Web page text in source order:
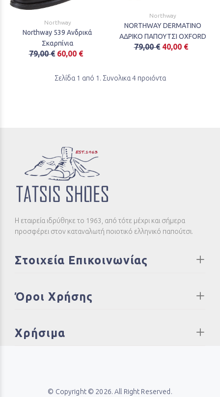
Northway
Northway 539 Ανδρικά
Σκαρπίνια
79,00 € 60,00 €
Northway
NORTHWAY DERMATINO
ΑΔΡΙΚΟ ΠΑΠΟΥΤΣΙ OXFORD
79,00 € 40,00 €
Σελίδα 1 από 1. Συνολικα 4 προιόντα
Η εταιρεία ιδρύθηκε το 1963, από τότε μέχρι και σήμερα
προσφέρει στον καταναλωτή ποιοτικό ελληνικό παπούτσι.
Στοιχεία Επικοινωνίας
Όροι Χρήσης
Χρήσιμα
© Copyright © 2026. All Right Reserved.